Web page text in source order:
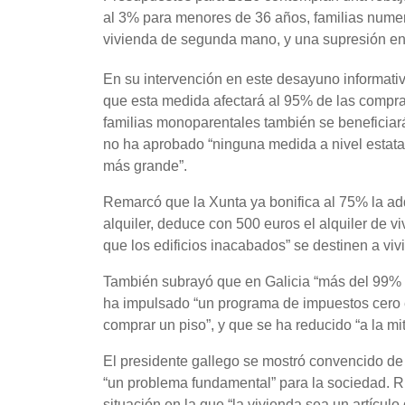
al 3% para menores de 36 años, familias
vivienda de segunda mano, y una supresión
En su intervención en este desayuno
que esta medida afectará al 95% de las
familias monoparentales también se
no ha aprobado “ninguna medida a nivel
más grande”.
Remarcó que la Xunta ya bonifica al 75% la
alquiler, deduce con 500 euros el alquiler de
que los edificios inacabados” se destinen a
También subrayó que en Galicia “más del
ha impulsado “un programa de impuestos
comprar un piso”, y que se ha reducido “a la
El presidente gallego se mostró convencido
“un problema fundamental” para la sociedad.